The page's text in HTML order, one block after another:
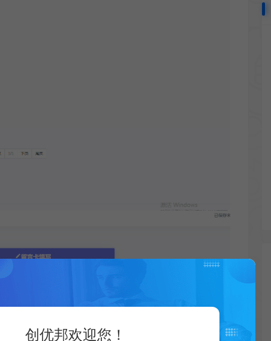
创优邦欢迎您！